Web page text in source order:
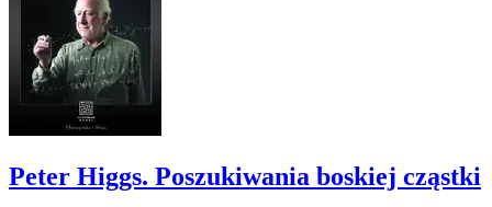
Peter Higgs. Poszukiwania boskiej cząstki